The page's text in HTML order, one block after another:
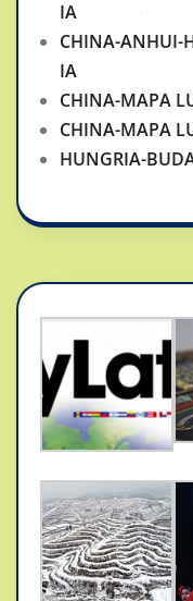
IA
CHINA-ANHUI-
IA
CHINA-MAPA
CHINA-MAPA
HUNGRIA-